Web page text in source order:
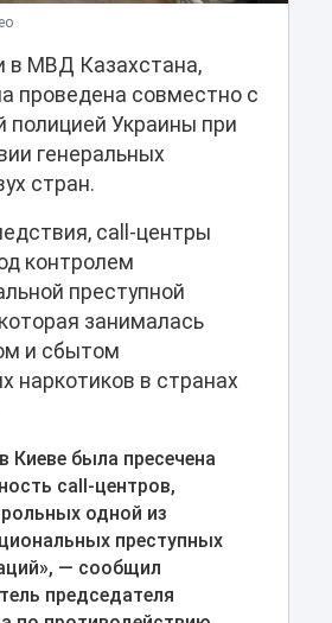
в МВД Казахстана,
проведена совместно с
полицией Украины при
генеральных
стран.
call-центры
контролем
преступной
занималась
и сбытом
наркотиков в странах
Киеве была пресечена
call-центров,
одной из
преступных
— сообщил
председателя